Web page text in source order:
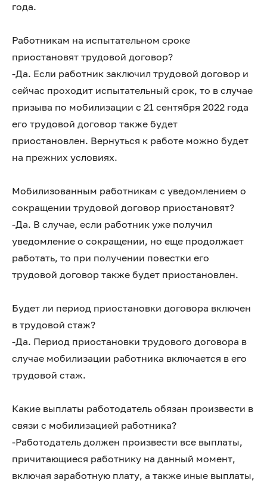
года.
Работникам на испытательном сроке
приостановят трудовой договор?
-Да. Если работник заключил трудовой договор и
сейчас проходит испытательный срок, то в случае
призыва по мобилизации с 21 сентября 2022 года
его трудовой договор также будет
приостановлен. Вернуться к работе можно будет
на прежних условиях.
Мобилизованным работникам с уведомлением о
сокращении трудовой договор приостановят?
-Да. В случае, если работник уже получил
уведомление о сокращении, но еще продолжает
работать, то при получении повестки его
трудовой договор также будет приостановлен.
Будет ли период приостановки договора включен
в трудовой стаж?
-Да. Период приостановки трудового договора в
случае мобилизации работника включается в его
трудовой стаж.
Какие выплаты работодатель обязан произвести в
связи с мобилизацией работника?
-Работодатель должен произвести все выплаты,
причитающиеся работнику на данный момент,
включая заработную плату, а также иные выплаты,